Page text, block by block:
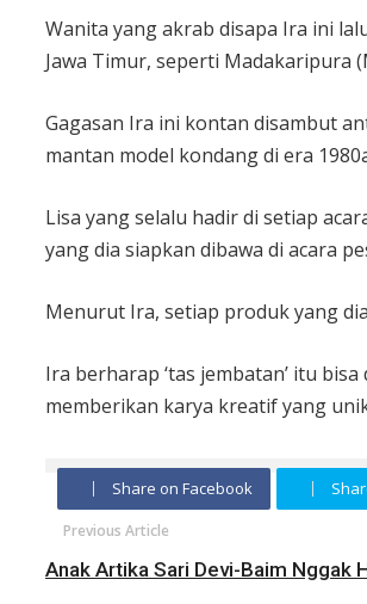
Wanita yang akrab disapa Ira ini
Jawa Timur, seperti Madakaripura
Gagasan Ira ini kontan disambut
mantan model kondang di era
Lisa yang selalu hadir di setiap
yang dia siapkan dibawa di acara
Menurut Ira, setiap produk yang
Ira berharap ‘tas jembatan’ itu
memberikan karya kreatif yang
Share on Facebook
Previous Article
Anak Artika Sari Devi-Baim Nggak